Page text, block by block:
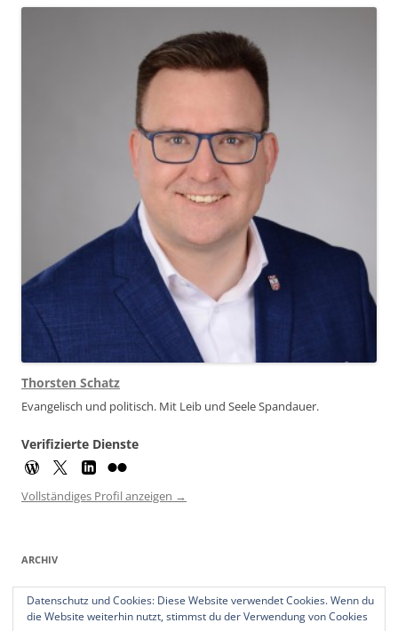
Thorsten Schatz
Evangelisch und politisch. Mit Leib und Seele Spandauer.
Verifizierte Dienste
Vollständiges Profil anzeigen →
ARCHIV
Archiv
Datenschutz und Cookies: Diese Website verwendet Cookies. Wenn du
die Website weiterhin nutzt, stimmst du der Verwendung von Cookies